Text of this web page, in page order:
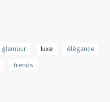
glamour luxe
élégance
trends